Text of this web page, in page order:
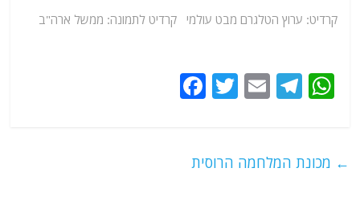
קרדיט: ערוץ הטלגרם מבט עולמי קרדיט לתמונה: ממשל ארה"ב
W
s
T
g
E
l
T
er ← מכונת המלחמה הרוסית